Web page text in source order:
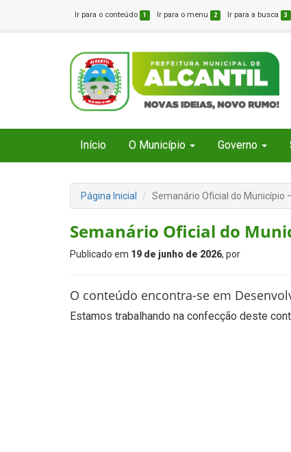
Ir para o conteúdo 1 Ir para o menu 2 Ir para a busca 3
Início O Município Governo
Página Inicial Semanário Oficial do Município
Semanário Oficial do
Publicado em 19 de junho de 2026, por
O conteúdo encontra-se em
Estamos trabalhando na confecção deste